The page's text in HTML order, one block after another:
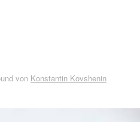
von Konstantin Kovshenin